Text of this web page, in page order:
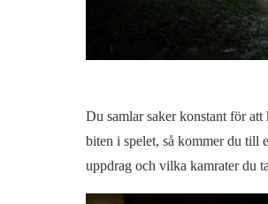
Du samlar saker konstant för
biten i spelet, så kommer du till
uppdrag och vilka kamrater du